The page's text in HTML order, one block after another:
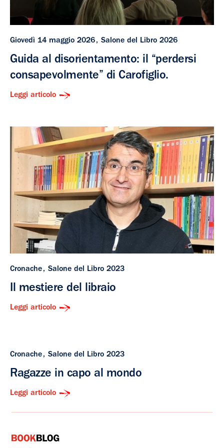
Giovedì 14 maggio 2026 Salone del Libro 2026
Guida al disorientamento: il “perdersi
consapevolmente” di Carofiglio.
Leggi articolo
Cronache Salone del Libro 2023
Il mestiere del libraio
Leggi articolo
Cronache Salone del Libro 2023
Ragazze in capo al mondo
Leggi articolo